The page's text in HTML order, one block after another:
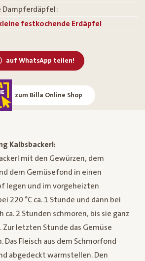
Dampferdäpfel:
festkochende Erdäpfel
auf WhatsApp teilen!
zum Billa Online Shop
Kalbsbackerl:
mit den Gewürzen, dem
dem Gemüsefond in einen
legen und im vorgeheizten
220 °C ca. 1 Stunde und dann bei
ca. 2 Stunden schmoren, bis sie ganz
Zur letzten Stunde das Gemüse
Das Fleisch aus dem Schmorfond
abgedeckt warmstellen. Den